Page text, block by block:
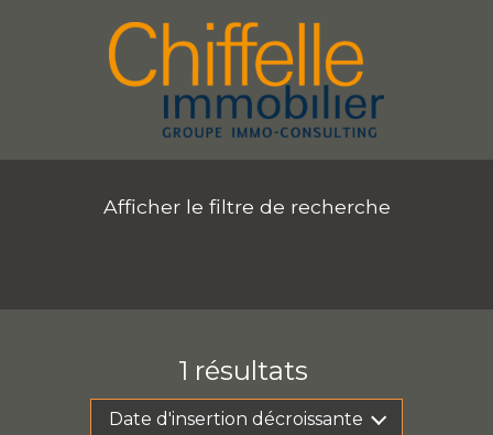
Afficher le filtre de recherche
1 résultats
Date d'insertion décroissante